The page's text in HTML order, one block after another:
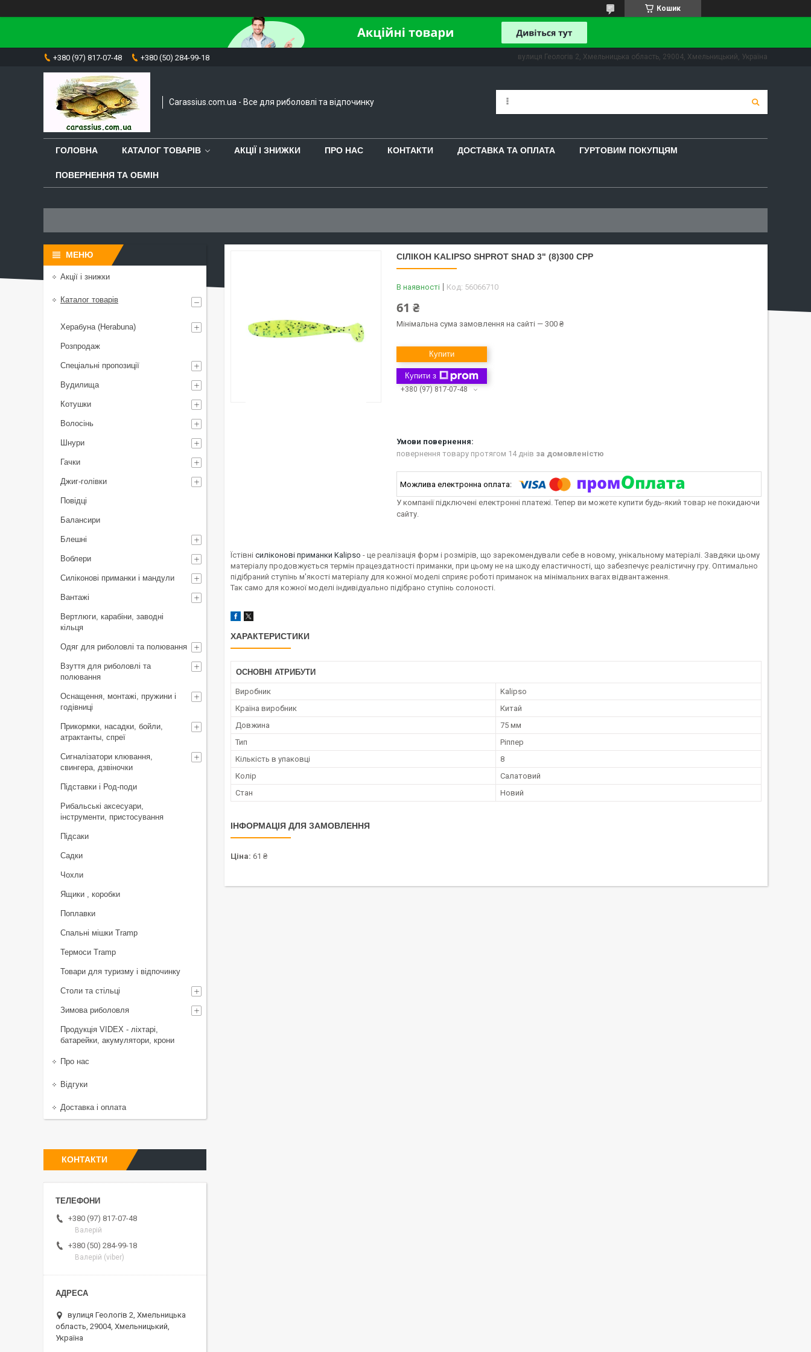
Кошик
+380 (97) 817-07-48 +380 (50) 284-99-18 вулиця Геологів 2, Хмельницька область, 29004, Хмельницький, Україна
Carassius.com.ua - Все для риболовлі та відпочинку
ГОЛОВНА КАТАЛОГ ТОВАРІВ АКЦІЇ І ЗНИЖКИ ПРО НАС КОНТАКТИ ДОСТАВКА ТА ОПЛАТА ГУРТОВИМ ПОКУПЦЯМ
ПОВЕРНЕННЯ ТА ОБМІН
СІЛІКОН KALIPSO SHPROT SHAD 3" (8)300 CPP
В наявності Код: 56066710
61 ₴
Мінімальна сума замовлення на сайті — 300 ₴
Купити
Купити з
+380 (97) 817-07-48
повернення товару протягом 14 днів за домовленістю
У компанії підключені електронні платежі. Тепер ви можете купити будь-який товар не покидаючи
сайту.
Їстівні силіконові приманки Kalipso - це реалізація форм і розмірів, що зарекомендували себе в новому, унікальному матеріалі. Завдяки цьому
матеріалу продовжується термін працездатності приманки, при цьому не на шкоду еластичності, що забезпечує реалістичну гру. Оптимально
підібраний ступінь м'якості матеріалу для кожної моделі сприяє роботі приманок на мінімальних вагах відвантаження.
Так само для кожної моделі індивідуально підібрано ступінь солоності.
ХАРАКТЕРИСТИКИ
ОСНОВНІ АТРИБУТИ
Виробник
Kalipso
Країна виробник
Китай
Довжина
75 мм
Тип
Ріппер
Кількість в упаковці
8
Колір
Салатовий
Стан
Новий
ІНФОРМАЦІЯ ДЛЯ ЗАМОВЛЕННЯ
Ціна: 61 ₴
Акції і знижки
Каталог товарів
Херабуна (Herabuna)
Розпродаж
Спеціальні пропозиції
Вудилища
Котушки
Волосінь
Шнури
Гачки
Джиг-голівки
Повідці
Балансири
Блешні
Воблери
Силіконові приманки і мандули
Вантажі
Вертлюги, карабіни, заводні
кільця
Одяг для риболовлі та полювання
Взуття для риболовлі та
полювання
Оснащення, монтажі, пружини і
годівниці
Прикормки, насадки, бойли,
атрактанты, спреї
Сигналізатори клювання,
свингера, дзвіночки
Підставки і Род-поди
Рибальські аксесуари,
інструменти, пристосування
Підсаки
Садки
Чохли
Ящики , коробки
Поплавки
Спальні мішки Tramp
Термоси Tramp
Товари для туризму і відпочинку
Столи та стільці
Зимова риболовля
Продукція VIDEX - ліхтарі,
батарейки, акумулятори, крони
Про нас
Відгуки
Доставка і оплата
КОНТАКТИ
+380 (97) 817-07-48
Валерій
+380 (50) 284-99-18
Валерій (viber)
вулиця Геологів 2, Хмельницька
область, 29004, Хмельницький,
Україна